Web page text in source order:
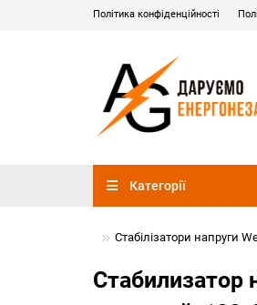
Політика конфіденційності
Категорії
Стабілізатори напруги
Стабилизатор